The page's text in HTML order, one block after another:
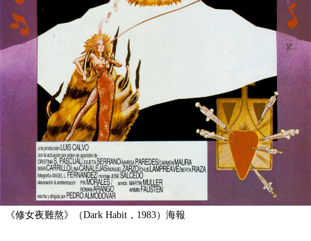
《修女夜難熬》（Dark Habit，1983）海報